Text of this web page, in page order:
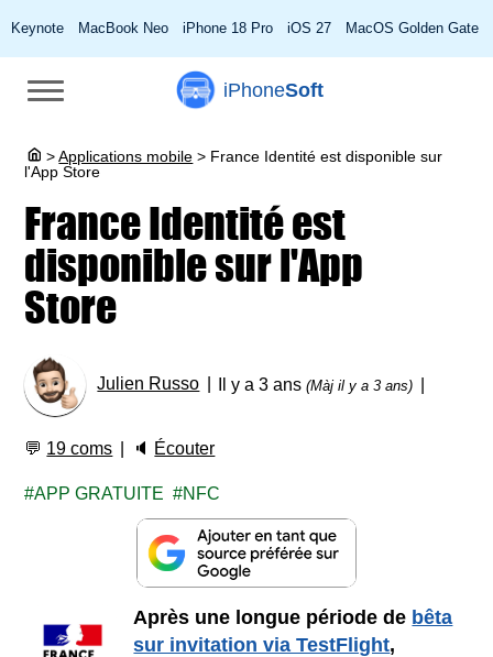
Keynote MacBook Neo iPhone 18 Pro iOS 27 MacOS Golden Gate
iPhoneSoft
> Applications mobile > France Identité est disponible sur
l'App Store
France Identité est
disponible sur l'App
Store
Julien Russo Il y a 3 ans(Màj il y a 3 ans)
💬 19 coms 🔈 Écouter
APP GRATUITE NFC
Après une longue période de bêta
sur invitation via TestFlight,